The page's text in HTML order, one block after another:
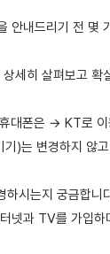
안내드리기 전 몇
세히 살펴보고 확
대폰은 → KT로
)는 변경하지 않
하시는지 궁금합니
넷과 TV를 가입